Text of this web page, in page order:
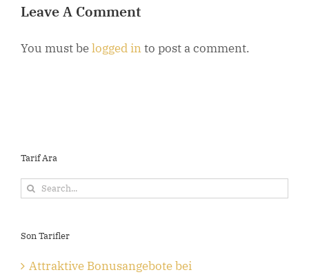
Leave A Comment
You must belogged into post a comment.
Tarif Ara
Search
Son Tarifler
Attraktive Bonusangebote bei